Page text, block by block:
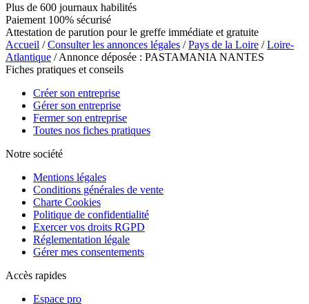
Plus de 600 journaux habilités
Paiement 100% sécurisé
Attestation de parution pour le greffe immédiate et gratuite
Accueil /Consulter les annonces légales /Pays de la Loire /Loire-
Atlantique / Annonce déposée : PASTAMANIA NANTES
Fiches pratiques et conseils
Créer son entreprise
Gérer son entreprise
Fermer son entreprise
Toutes nos fiches pratiques
Notre société
Mentions légales
Conditions générales de vente
Charte Cookies
Politique de confidentialité
Exercer vos droits RGPD
Réglementation légale
Gérer mes consentements
Accès rapides
Espace pro